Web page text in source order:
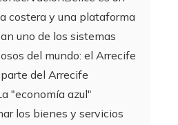
costera y una plataforma
uno de los sistemas
del mundo: el Arrecife
del Arrecife
"economía azul"
los bienes y servicios